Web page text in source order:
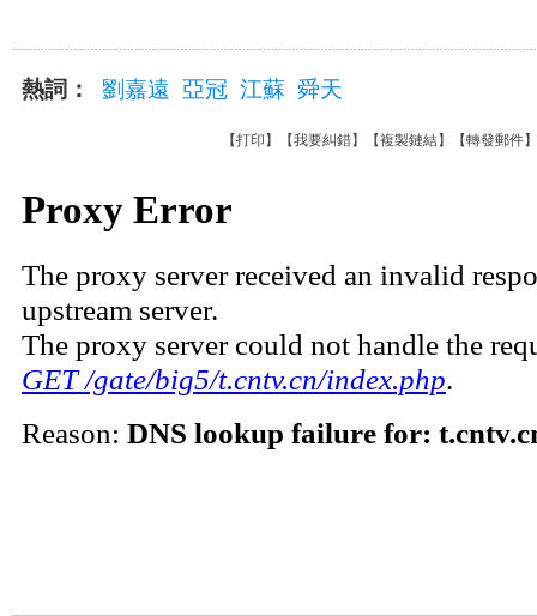
熱詞： 劉嘉遠 亞冠 江蘇 舜天
【打印 】【我要糾錯】【複製鏈結】【轉發郵件